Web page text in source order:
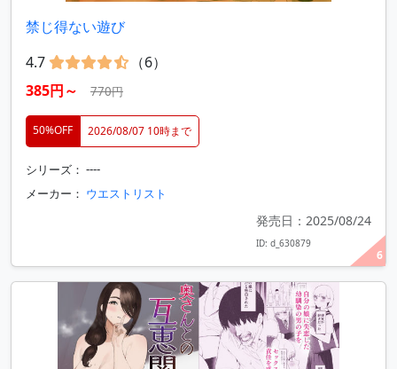
6
禁じ得ない遊び
4.7
（6）
385円～
770円
50%OFF 2026/08/07 10時まで
シリーズ： ----
メーカー： ウエストリスト
発売日：2025/08/24
ID: d_630879